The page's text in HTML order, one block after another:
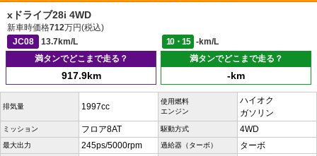
xドライブ28i 4WD
新車時価格712万円(税込)
JC08
13.7km/L 10・15
-km/L
満タンでどこまで走る？
917.9km
満タンでどこまで走る？
-km
排気量 1997cc
使用燃料
エンジン
ハイオク
ガソリン
ミッション フロア8AT 駆動方式 4WD
最大出力 245ps/5000rpm 過給器（ターボ） ターボ